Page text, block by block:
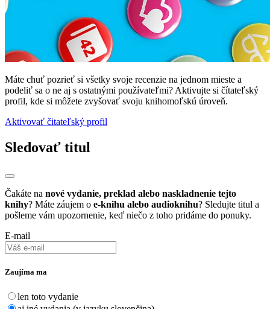
Máte chuť pozrieť si všetky svoje recenzie na jednom mieste a
podeliť sa o ne aj s ostatnými používateľmi? Aktivujte si čítateľský
profil, kde si môžete zvyšovať svoju knihomoľskú úroveň.
Aktivovať čitateľský profil
Sledovať titul
Čakáte na nové vydanie, preklad alebo naskladnenie tejto
knihy? Máte záujem o e-knihu alebo audioknihu? Sledujte titul a
pošleme vám upozornenie, keď niečo z toho pridáme do ponuky.
E-mail
Zaujíma ma
len toto vydanie